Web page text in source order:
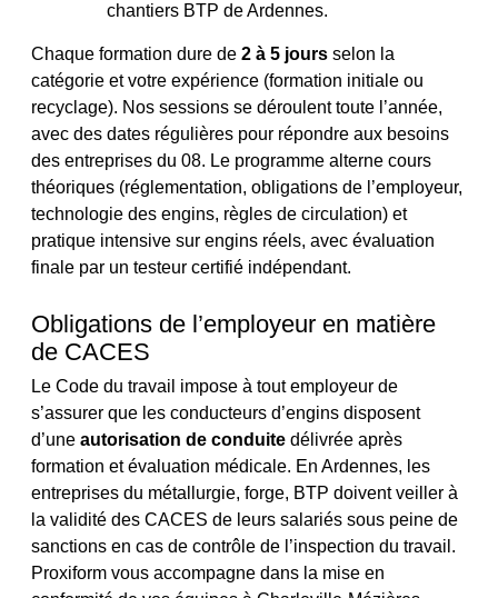
chantiers BTP de Ardennes.
Chaque formation dure de 2 à 5 jours selon la
catégorie et votre expérience (formation initiale ou
recyclage). Nos sessions se déroulent toute l’année,
avec des dates régulières pour répondre aux besoins
des entreprises du 08. Le programme alterne cours
théoriques (réglementation, obligations de l’employeur,
technologie des engins, règles de circulation) et
pratique intensive sur engins réels, avec évaluation
finale par un testeur certifié indépendant.
Obligations de l’employeur en matière
de CACES
Le Code du travail impose à tout employeur de
s’assurer que les conducteurs d’engins disposent
d’une autorisation de conduite délivrée après
formation et évaluation médicale. En Ardennes, les
entreprises du métallurgie, forge, BTP doivent veiller à
la validité des CACES de leurs salariés sous peine de
sanctions en cas de contrôle de l’inspection du travail.
Proxiform vous accompagne dans la mise en